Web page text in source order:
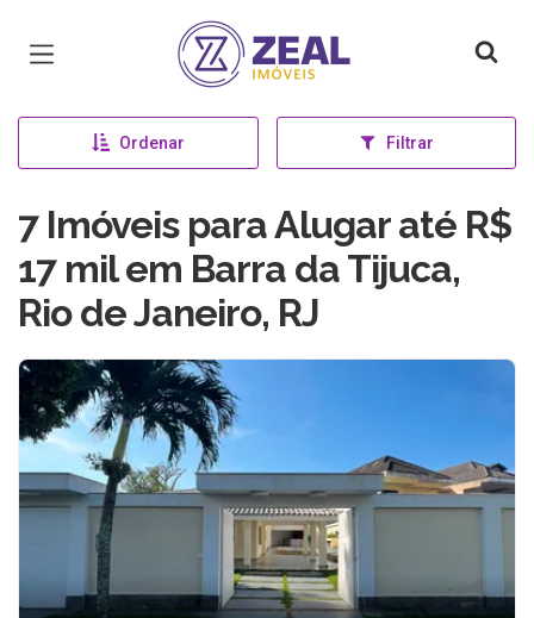
Página inicial
Ordenar Filtrar
7 Imóveis para Alugar até R$
17 mil em Barra da Tijuca,
Rio de Janeiro, RJ